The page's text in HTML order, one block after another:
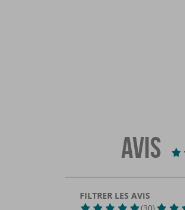
AVIS
FILTRER LES AVIS
(30)